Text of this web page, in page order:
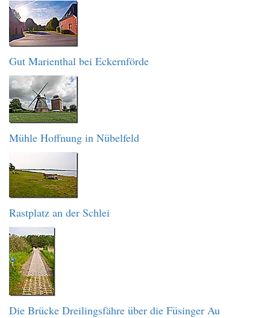
Gut Marienthal bei Eckernförde
Mühle Hoffnung in Nübelfeld
Rastplatz an der Schlei
Die Brücke Dreilingsfähre über die Füsinger Au